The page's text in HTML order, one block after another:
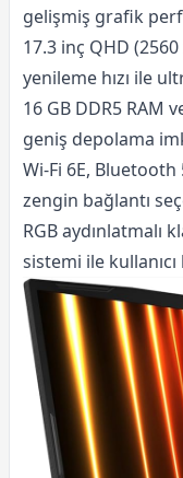
gelişmiş grafik
17.3 inç QHD
yenileme hızı ile
16 GB DDR5 RAM
geniş depolama
Wi-Fi 6E, Bluetooth
zengin bağlantı
RGB aydınlatmalı
sistemi ile